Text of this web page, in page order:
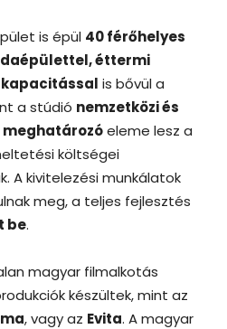
is épül 40 férőhelyes
éttermi
is bővül a
a stúdió nemzetközi és
meghatározóeleme lesz a
költségei
A kivitelezési munkálatok
meg, a teljes fejlesztés
be.
magyar filmalkotás
készültek, mint az
, vagy az Evita. A magyar